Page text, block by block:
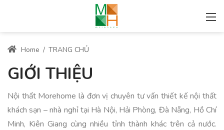
Home / TRANG CHỦ
GIỚI THIỆU
Nội thất Morehome là đơn vị chuyên tư vấn thiết kế nội thất
khách sạn – nhà nghỉ tại Hà Nội, Hải Phòng, Đà Nẵng, Hồ Chí
Minh, Kiên Giang cùng nhiều tỉnh thành khác trên cả nước.